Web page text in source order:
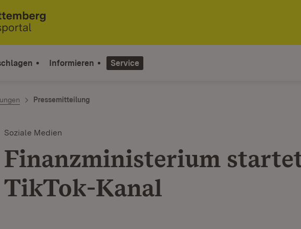
Informieren Service
Pressemitteilung
Soziale Medien
Finanzministerium
TikTok-Kanal